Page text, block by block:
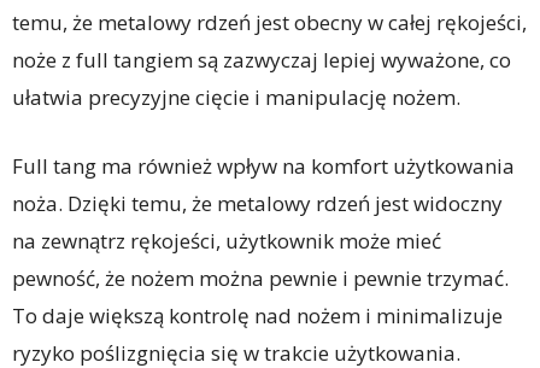
temu, że metalowy rdzeń jest obecny w całej rękojeści,
noże z full tangiem są zazwyczaj lepiej wyważone, co
ułatwia precyzyjne cięcie i manipulację nożem.
Full tang ma również wpływ na komfort użytkowania
noża. Dzięki temu, że metalowy rdzeń jest widoczny
na zewnątrz rękojeści, użytkownik może mieć
pewność, że nożem można pewnie i pewnie trzymać.
To daje większą kontrolę nad nożem i minimalizuje
ryzyko poślizgnięcia się w trakcie użytkowania.